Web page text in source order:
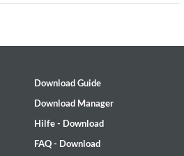
Download Guide
Download Manager
Hilfe - Download
FAQ - Download